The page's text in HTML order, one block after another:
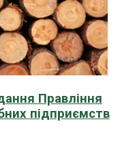
Правління
підприємств